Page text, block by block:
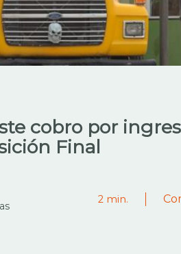
cobro por
Final
2 min.